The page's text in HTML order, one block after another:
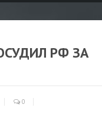
РФ ЗА
0